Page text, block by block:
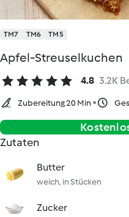
TM7 TM6 TM5
Apfel-Streuselkuchen
4.8 3.2K
Zubereitung 20 Min
Zutaten
Butter
weich, in Stücken
Zucker